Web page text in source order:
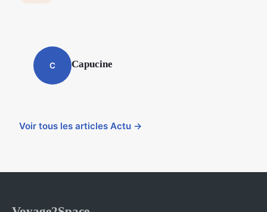
C Capucine
Voir tous les articles Actu →